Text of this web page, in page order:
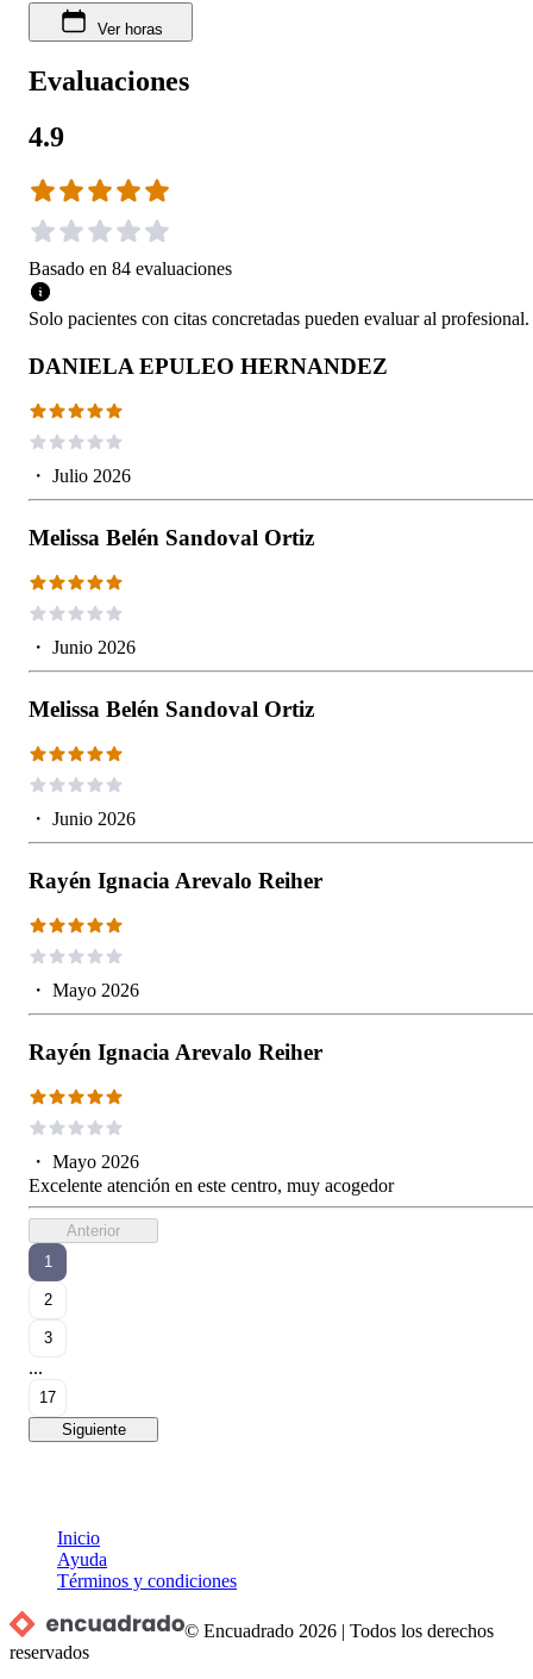
Ver horas
Evaluaciones
4.9
Basado en 84 evaluaciones
Solo pacientes con citas concretadas pueden evaluar al profesional.
DANIELA EPULEO HERNANDEZ
・ Julio 2026
Melissa Belén Sandoval Ortiz
・ Junio 2026
Melissa Belén Sandoval Ortiz
・ Junio 2026
Rayén Ignacia Arevalo Reiher
・ Mayo 2026
Rayén Ignacia Arevalo Reiher
・ Mayo 2026
Excelente atención en este centro, muy acogedor
Anterior
1
2
3
...
17
Siguiente
Inicio
Ayuda
Términos y condiciones
© Encuadrado 2026 |Todos los derechos
reservados